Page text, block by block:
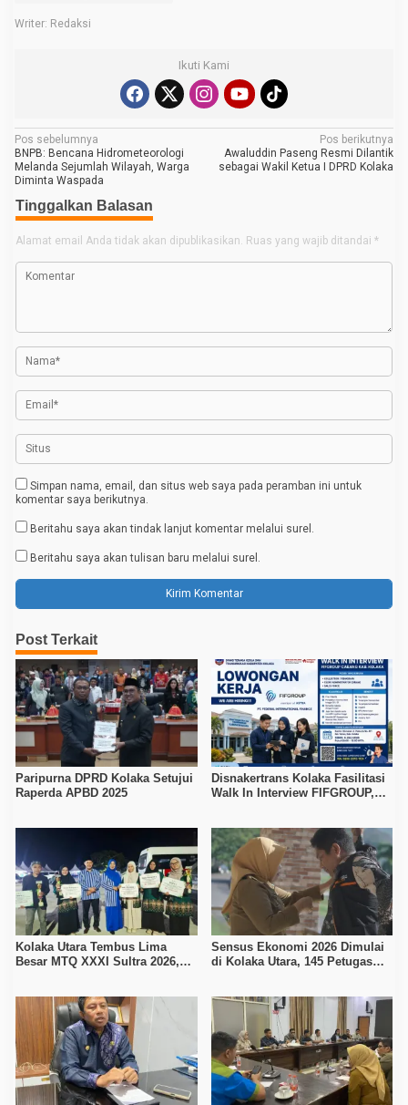
Writer: Redaksi
Ikuti Kami
N
a
v
i
g
a
p
o
s
Pos sebelumnya
BNPB: Bencana Hidrometeorologi
Melanda Sejumlah Wilayah, Warga
Diminta Waspada
Pos berikutnya
Awaluddin Paseng Resmi Dilantik
sebagai Wakil Ketua I DPRD Kolaka
Tinggalkan Balasan
Alamat email Anda tidak akan dipublikasikan. Ruas yang wajib ditandai *
Simpan nama, email, dan situs web saya pada peramban ini untuk
komentar saya berikutnya.
Beritahu saya akan tindak lanjut komentar melalui surel.
Beritahu saya akan tulisan baru melalui surel.
Post Terkait
Paripurna DPRD Kolaka Setujui
Raperda APBD 2025
Disnakertrans Kolaka Fasilitasi
Walk In Interview FIFGROUP,
Kolaka Utara Tembus Lima
Besar MTQ XXXI Sultra 2026,
Sensus Ekonomi 2026 Dimulai
di Kolaka Utara, 145 Petugas